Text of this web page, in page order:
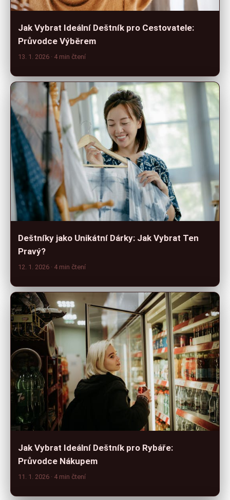
Jak Vybrat Ideální Deštník pro Cestovatele:
Průvodce Výběrem
13. 1. 2026 · 4 min čtení
Deštníky jako Unikátní Dárky: Jak Vybrat Ten
Pravý?
12. 1. 2026 · 4 min čtení
Jak Vybrat Ideální Deštník pro Rybáře:
Průvodce Nákupem
11. 1. 2026 · 4 min čtení